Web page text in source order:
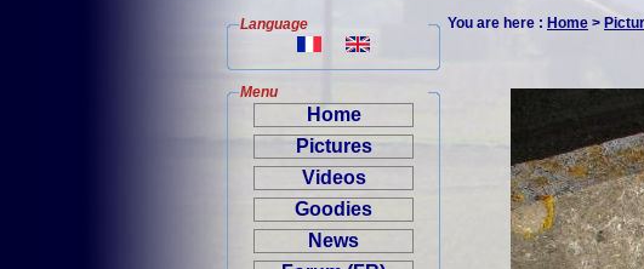
Language
Menu
Home
Pictures
Videos
Goodies
News
You are here : Home >